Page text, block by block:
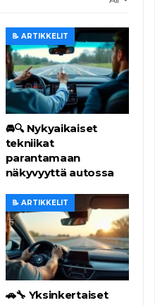
📝 ARTIKKELIT
🚘🔍 Nykyaikaiset
tekniikat
parantamaan
näkyvyyttä autossa
📝 ARTIKKELIT
🚗🔧 Yksinkertaiset